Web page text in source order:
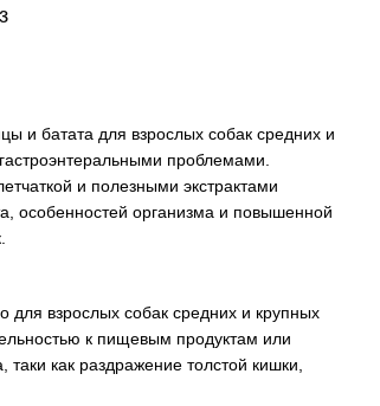
и батата для взрослых собак средних и
проблемами.
и полезными экстрактами
особенностей организма и повышенной
взрослых собак средних и крупных
к пищевым продуктам или
как раздражение толстой кишки,